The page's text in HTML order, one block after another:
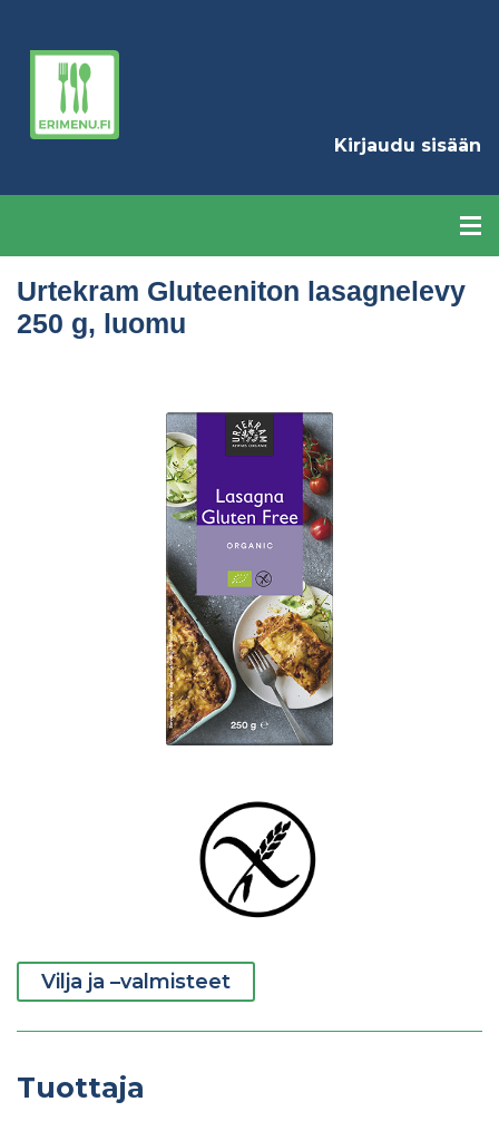
Kirjaudu sisään
Urtekram Gluteeniton lasagnelevy
250 g, luomu
Vilja ja –valmisteet
Tuottaja